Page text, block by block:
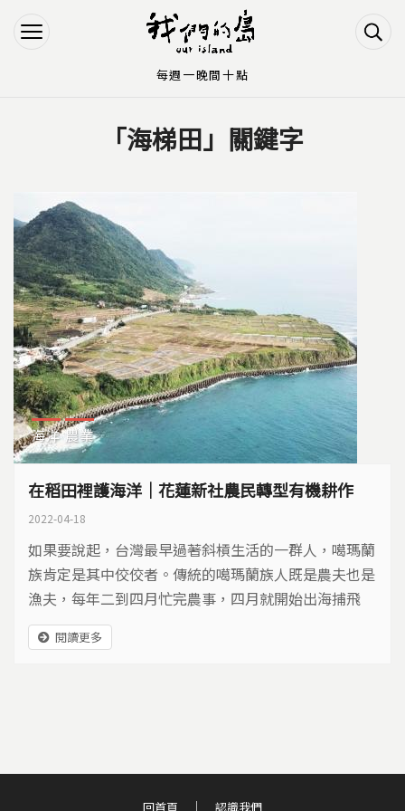
Jump to Navigation
Jump to Main content
「海梯田」關鍵字
海洋 農業
在稻田裡護海洋｜花蓮新社農民轉型有機耕作
2022-04-18
如果要說起，台灣最早過著斜槓生活的一群人，噶瑪蘭
族肯定是其中佼佼者。傳統的噶瑪蘭族人既是農夫也是
漁夫，每年二到四月忙完農事，四月就開始出海捕飛
魚、抓龍蝦，而這樣農漁兼顧的傳統，在花蓮新社部落
一直延續著。
閱讀更多
回首頁 認識我們
每週一晚間十點